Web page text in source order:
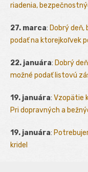
riadenia,
27. marca: Dobrý deň,
podať na ktorejkoľvek
22. januára: Dobrý
možné podať listovú
19. januára: Vzopätie
Pri dopravných a
19. januára:
kridel